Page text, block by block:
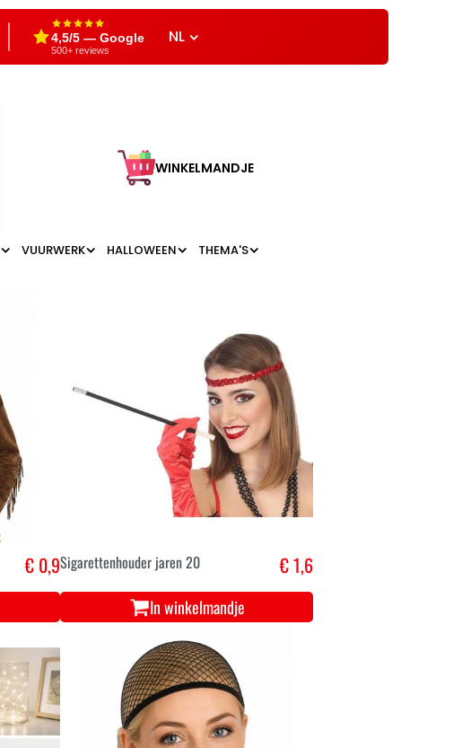
4,5/5 — Google
500+ reviews
NL
WINKELMANDJE
VUURWERK HALLOWEEN THEMA'S
€ 0,9Sigarettenhouder jaren 20 € 1,6
In winkelmandje